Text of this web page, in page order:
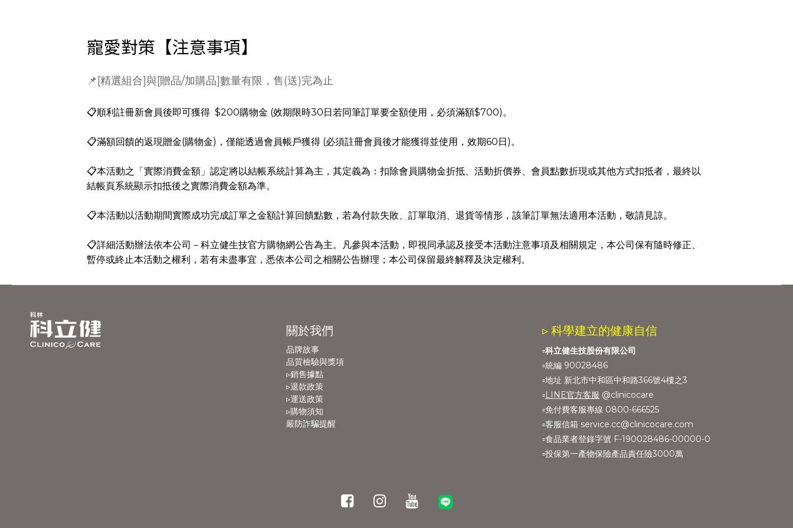
寵愛對策【注意事項】
📌[精選組合]與[贈品/加購品]數量有限，售(送)完為止
📋順利註冊新會員後即可獲得 $200購物金 (效期限時30日若同筆訂單要全額使用，必須滿額$700)。
📋滿額回饋的返現贈金(購物金)，僅能透過會員帳戶獲得 (必須註冊會員後才能獲得並使用，效期60日)。
📋本活動之「實際消費金額」認定將以結帳系統計算為主，其定義為：扣除會員購物金折抵、活動折價券、會員點數折現或其他方式扣抵者，最終以
結帳頁系統顯示扣抵後之實際消費金額為準。
📋本活動以活動期間實際成功完成訂單之金額計算回饋點數，若為付款失敗、訂單取消、退貨等情形，該筆訂單無法適用本活動，敬請見諒。
📋詳細活動辦法依本公司－科立健生技官方購物網公告為主。凡參與本活動，即視同承認及接受本活動注意事項及相關規定，本公司保有隨時修正、
暫停或終止本活動之權利，若有未盡事宜，悉依本公司之相關公告辦理；本公司保留最終解釋及決定權利。
關於我們
品牌故事
品質檢驗與獎項
▹銷售據點
▹退款政策
▹運送政策
▹購物須知
嚴防詐騙提醒
▹ 科學建立的健康自信
▫️科立健生技股份有限公司
▫️統編 90028486
▫️地址 新北市中和區中和路366號4樓之3
▫️LINE官方客服 @clinicocare
▫️免付費客服專線 0800-666525
▫️客服信箱 service.cc@clinicocare.com
▫️食品業者登錄字號 F-190028486-00000-0
▫️投保第一產物保險產品責任險3000萬